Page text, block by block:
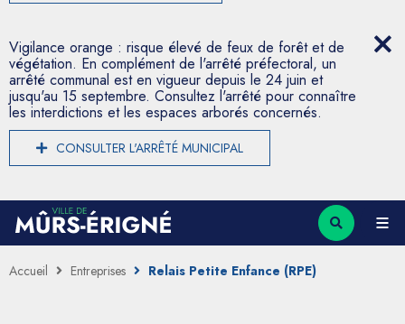
Vigilance orange : risque élevé de feux de forêt et de
végétation. En complément de l'arrêté préfectoral, un
arrêté communal est en vigueur depuis le 24 juin et
jusqu'au 15 septembre. Consultez l'arrêté pour connaître
les interdictions et les espaces arborés concernés.
CONSULTER L'ARRÊTÉ MUNICIPAL
Accueil Entreprises Relais Petite Enfance (RPE)